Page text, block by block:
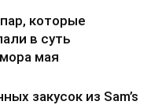
которые
в суть
мая
закусок из Sam’s